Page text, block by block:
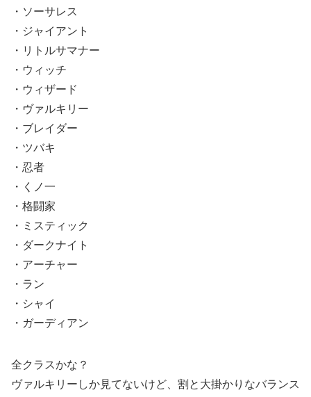
・ソーサレス
・ジャイアント
・リトルサマナー
・ウィッチ
・ウィザード
・ヴァルキリー
・ブレイダー
・ツバキ
・忍者
・くノ一
・格闘家
・ミスティック
・ダークナイト
・アーチャー
・ラン
・シャイ
・ガーディアン
全クラスかな？
ヴァルキリーしか見てないけど、割と大掛かりなバランス